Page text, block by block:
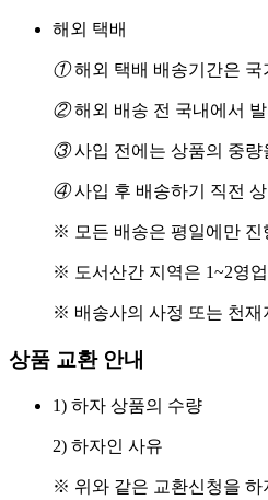
해외 택배
①해외 택배 배송기간은 국
②해외 배송 전 국내에서
③사입 전에는 상품의 중량
④사입 후 배송하기 직전
※ 모든 배송은 평일에만 진
※ 도서산간 지역은 1~2영
※ 배송사의 사정 또는 천재
상품 교환 안내
1) 하자 상품의 수량
2) 하자인 사유
※ 위와 같은 교환신청을 하